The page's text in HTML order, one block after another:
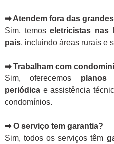
➡ Atendem fora das
Sim, temoseletricistas nas
país, incluindo áreas rurais e
➡ Trabalham com
Sim, oferecemos planos
periódica e assistência
condomínios.
➡ O serviço tem garantia?
Sim, todos os serviços têm